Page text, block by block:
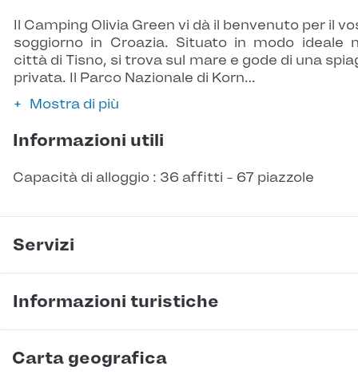
Il Camping Olivia Green vi dà il benvenuto per il
soggiorno in Croazia. Situato in modo ideale
città di Tisno, si trova sul mare e gode di una
privata. Il Parco Nazionale di Korn…
Mostra di più
Informazioni utili
Capacità di alloggio : 36 affitti - 67 piazzole
Servizi
Informazioni turistiche
Carta geografica